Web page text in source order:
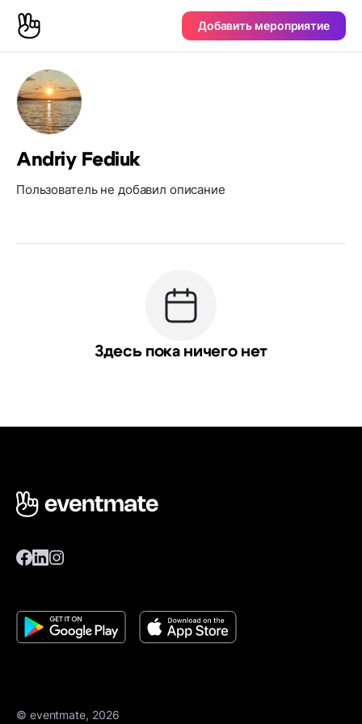
Добавить мероприятие
Andriy Fediuk
Пользователь не добавил описание
Здесь пока ничего нет
© eventmate, 2026